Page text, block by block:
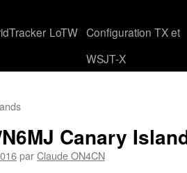
LoTW Configuration TX et
WSJT-X
Canary
parClaude ON4CN